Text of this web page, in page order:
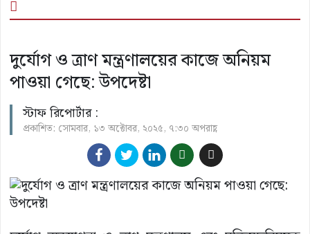
দুর্যোগ ও ত্রাণ মন্ত্রণালয়ের কাজে অনিয়ম
পাওয়া গেছে: উপদেষ্টা
স্টাফ রিপোর্টার :
প্রকাশিত: সোমবার, ১৩ অক্টোবর, ২০২৫, ৭:৩০ অপরাহ্ণ